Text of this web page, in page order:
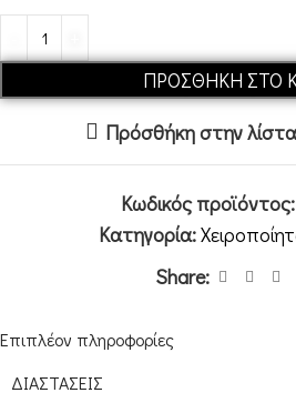
ΠΡΟΣΘΉΚΗ ΣΤΟ
Πρόσθήκη στην
Κωδικός προϊόντος:
Κατηγορία:
Share:
Επιπλέον πληροφορίες
ΔΙΑΣΤΆΣΕΙΣ